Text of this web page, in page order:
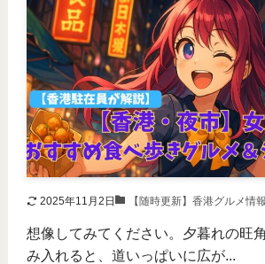
2025年11月2日 【随時更新】香港グルメ情報
想像してみてください。夕暮れの旺
み入れると、道いっぱいに広が...